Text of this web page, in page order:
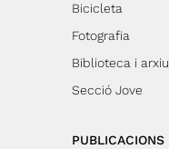
Bicicleta
Fotografia
Biblioteca i arxiu
Secció Jove
PUBLICACIONS